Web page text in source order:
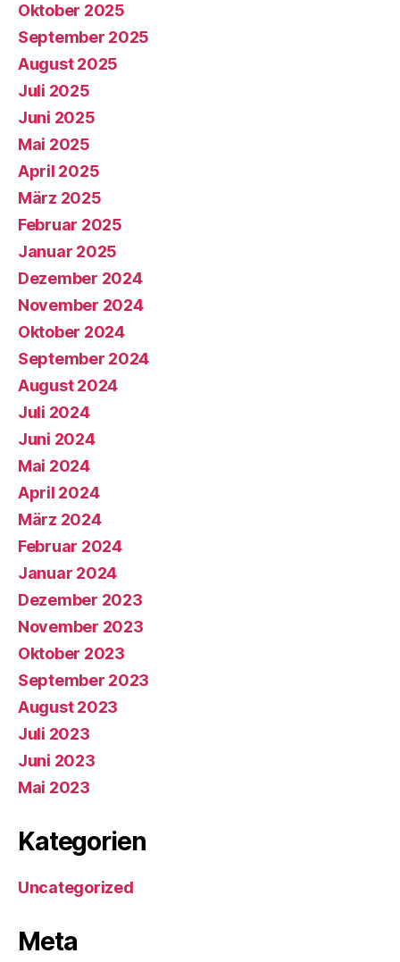
Oktober 2025
September 2025
August 2025
Juli 2025
Juni 2025
Mai 2025
April 2025
März 2025
Februar 2025
Januar 2025
Dezember 2024
November 2024
Oktober 2024
September 2024
August 2024
Juli 2024
Juni 2024
Mai 2024
April 2024
März 2024
Februar 2024
Januar 2024
Dezember 2023
November 2023
Oktober 2023
September 2023
August 2023
Juli 2023
Juni 2023
Mai 2023
Kategorien
Uncategorized
Meta